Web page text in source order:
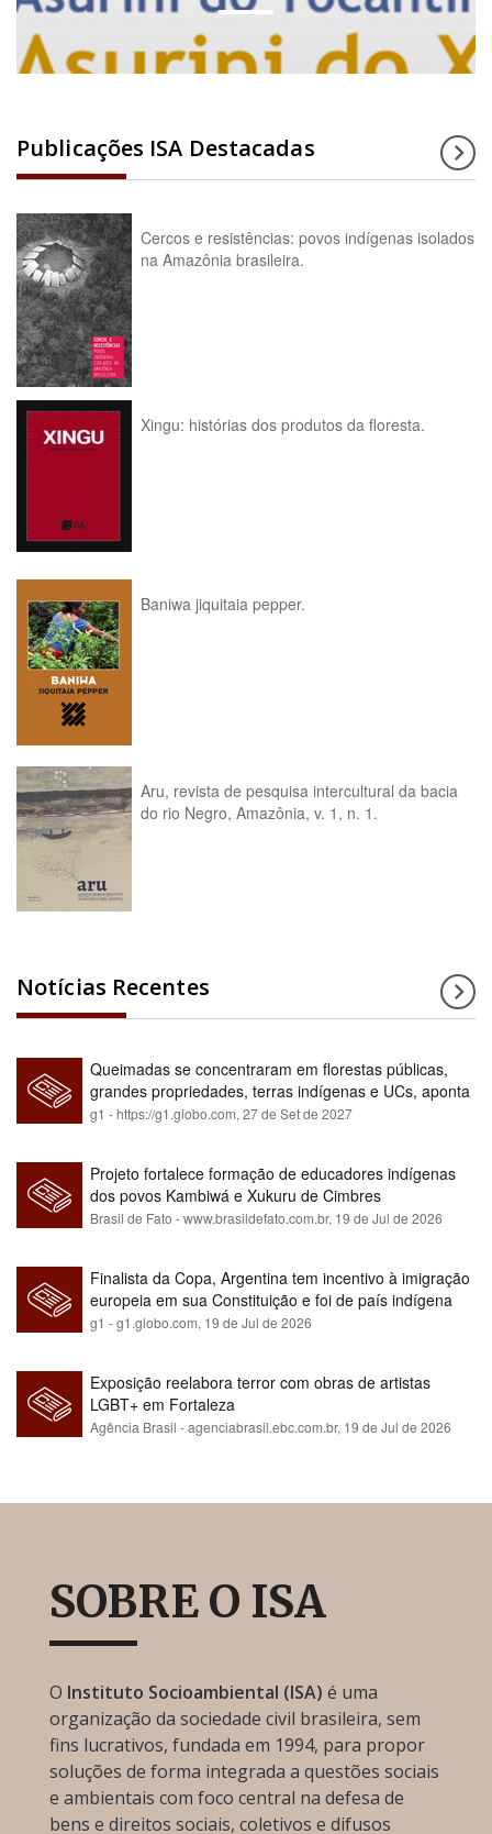
Publicações ISA Destacadas
Cercos e resistências: povos indígenas isolados
na Amazônia brasileira.
Xingu: histórias dos produtos da floresta.
Baniwa jiquitaia pepper.
Aru, revista de pesquisa intercultural da bacia
do rio Negro, Amazônia, v. 1, n. 1.
Notícias Recentes
Queimadas se concentraram em florestas públicas,
grandes propriedades, terras indígenas e UCs, aponta
relatório
g1 - https://g1.globo.com,27 de Set de 2027
Projeto fortalece formação de educadores indígenas
dos povos Kambiwá e Xukuru de Cimbres
Brasil de Fato - www.brasildefato.com.br, 19 de Jul de 2026
Finalista da Copa, Argentina tem incentivo à imigração
europeia em sua Constituição e foi de país indígena
para maioria branca
g1 - g1.globo.com, 19 de Jul de 2026
Exposição reelabora terror com obras de artistas
LGBT+ em Fortaleza
Agência Brasil - agenciabrasil.ebc.com.br, 19 de Jul de 2026
SOBRE O ISA
O Instituto Socioambiental (ISA) é uma
organização da sociedade civil brasileira, sem
fins lucrativos, fundada em 1994, para propor
soluções de forma integrada a questões sociais
e ambientais com foco central na defesa de
bens e direitos sociais, coletivos e difusos